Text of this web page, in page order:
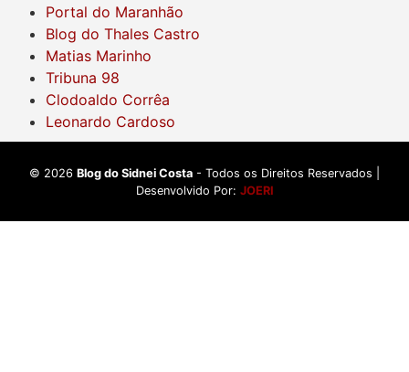
Portal do Maranhão
Blog do Thales Castro
Matias Marinho
Tribuna 98
Clodoaldo Corrêa
Leonardo Cardoso
© 2026 Blog do Sidnei Costa - Todos os Direitos Reservados |
Desenvolvido Por: JOERI